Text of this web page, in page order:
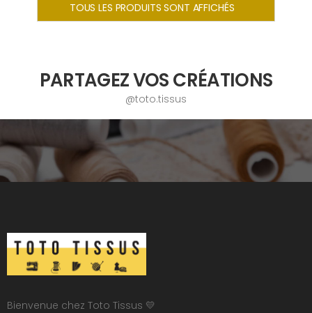
TOUS LES PRODUITS SONT AFFICHÉS
PARTAGEZ VOS CRÉATIONS
@toto.tissus
Bienvenue chez Toto Tissus 💛